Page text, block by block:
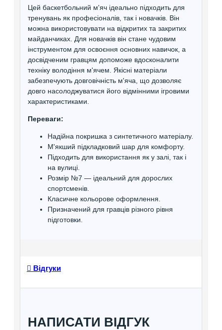
Цей баскетбольний м'яч ідеально підходить для
тренувань як професіоналів, так і новачків. Він
можна використовувати на відкритих та закритих
майданчиках. Для новачків він стане чудовим
інструментом для освоєння основних навичок, а
досвідченим гравцям допоможе вдосконалити
техніку володіння м'ячем. Якісні матеріали
забезпечують довговічність м'яча, що дозволяє
довго насолоджуватися його відмінними ігровими
характеристиками.
Переваги:
Надійна покришка з синтетичного матеріалу.
М'якший підкладковий шар для комфорту.
Підходить для використання як у залі, так і
на вулиці.
Розмір №7 — ідеальний для дорослих
спортсменів.
Класичне кольорове оформлення.
Призначений для гравців різного рівня
підготовки.
Відгуки
НАПИСАТИ ВІДГУК